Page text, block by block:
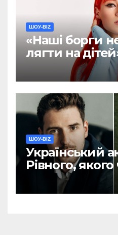
ШОУ-BIZ
«Наші борги
лягти на
Тарабарова
заповіт
ШОУ-BIZ
Український
Рівного, якого
називають
Тараса